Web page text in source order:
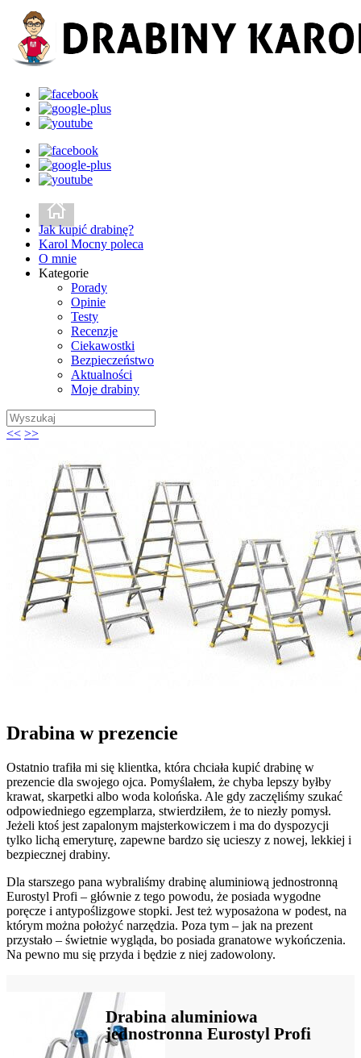
Jak kupić drabinę?
Karol Mocny poleca
O mnie
Kategorie
Porady
Opinie
Testy
Recenzje
Ciekawostki
Bezpieczeństwo
Aktualności
Moje drabiny
Wyszukaj:
<< >>
Drabina w prezencie
Ostatnio trafiła mi się klientka, która chciała kupić drabinę w
prezencie dla swojego ojca. Pomyślałem, że chyba lepszy byłby
krawat, skarpetki albo woda kolońska. Ale gdy zaczęliśmy szukać
odpowiedniego egzemplarza, stwierdziłem, że to niezły pomysł.
Jeżeli ktoś jest zapalonym majsterkowiczem i ma do dyspozycji
tylko lichą emeryturę, zapewne bardzo się ucieszy z nowej, lekkiej i
bezpiecznej drabiny.
Dla starszego pana wybraliśmy drabinę aluminiową jednostronną
Eurostyl Profi – głównie z tego powodu, że posiada wygodne
poręcze i antypoślizgowe stopki. Jest też wyposażona w podest, na
którym można położyć narzędzia. Poza tym – jak na prezent
przystało – świetnie wygląda, bo posiada granatowe wykończenia.
Na pewno mu się przyda i będzie z niej zadowolony.
Drabina aluminiowa
jednostronna Eurostyl Profi